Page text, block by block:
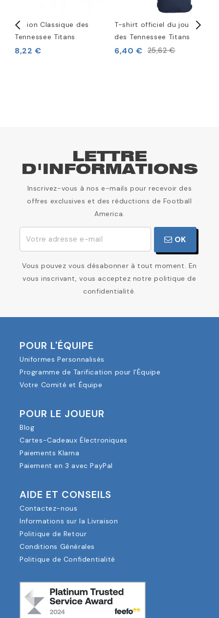
Fanion Classique des
Tennessee Titans
8,22 €
T-shirt officiel du joueur
des Tennessee Titans
6,40 € 25,62 €
LETTRE
D'INFORMATIONS
Inscrivez-vous à nos e-mails pour recevoir des
offres exclusives et des réductions de Football
America.
OK
Vous pouvez vous désabonner à tout moment. En
vous inscrivant, vous acceptez notre politique de
confidentialité.
POUR L'ÉQUIPE
Uniformes Personnalisés
Programme de Tarification pour l'Équipe
Votre Comité et Équipe
POUR LE JOUEUR
Blog
Cartes-Cadeaux Électroniques
Paiements Klarna
Paiement en 3 avec PayPal
AIDE ET CONSEILS
Contactez-nous
Informations sur la Livraison
Politique de Retour
Conditions Générales
Politique de Confidentialité